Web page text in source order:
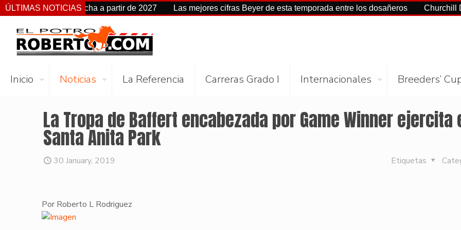
ÚLTIMAS NOTICIAS
de fecha a partir de 2027 Las mejores cifras Beyer de esta temporada entre los dosañeros Churchill Downs y
Inicio Noticias La Referencia Carreras Grado I Internacionales Breeders’
La Tropa de Baffert encabezada por Game Winner ejercita
Santa Anita Park
30 January, 2019 Etiquetas
Por Roberto L Rodriguez